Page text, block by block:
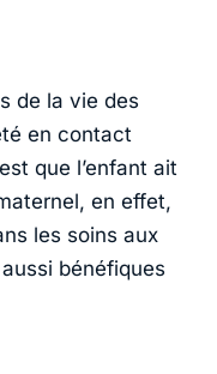
de la vie des
en contact
que l’enfant ait
en effet,
les soins aux
bénéfiques